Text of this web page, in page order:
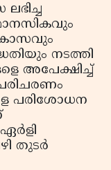
നടത്തി
അപേക്ഷിച്ച്
പരിശോധന
തുടര്‍